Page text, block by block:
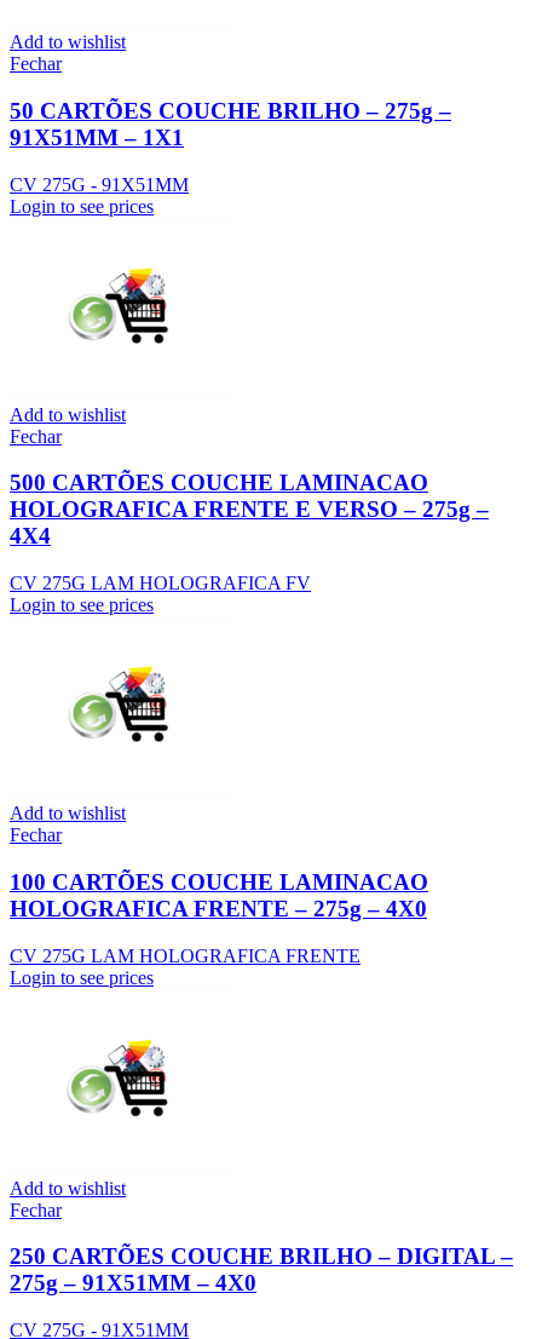
Add to wishlist
Fechar
50 CARTÕES COUCHE BRILHO – 275g –
91X51MM – 1X1
CV 275G - 91X51MM
Login to see prices
Add to wishlist
Fechar
500 CARTÕES COUCHE LAMINACAO
HOLOGRAFICA FRENTE E VERSO – 275g –
4X4
CV 275G LAM HOLOGRAFICA FV
Login to see prices
Add to wishlist
Fechar
100 CARTÕES COUCHE LAMINACAO
HOLOGRAFICA FRENTE – 275g – 4X0
CV 275G LAM HOLOGRAFICA FRENTE
Login to see prices
Add to wishlist
Fechar
250 CARTÕES COUCHE BRILHO – DIGITAL –
275g – 91X51MM – 4X0
CV 275G - 91X51MM